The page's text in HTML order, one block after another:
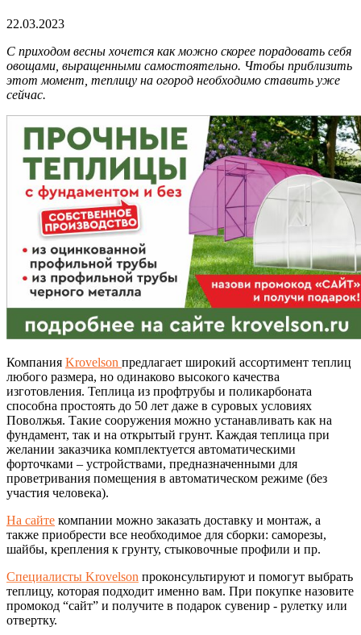
22.03.2023
С приходом весны хочется как можно скорее порадовать себя
овощами, выращенными самостоятельно. Чтобы приблизить
этот момент, теплицу на огород необходимо ставить уже
сейчас.
Компания Krovelson предлагает широкий ассортимент теплиц
любого размера, но одинаково высокого качества
изготовления. Теплица из профтрубы и поликарбоната
способна простоять до 50 лет даже в суровых условиях
Поволжья. Такие сооружения можно устанавливать как на
фундамент, так и на открытый грунт. Каждая теплица при
желании заказчика комплектуется автоматическими
форточками – устройствами, предназначенными для
проветривания помещения в автоматическом режиме (без
участия человека).
На сайте компании можно заказать доставку и монтаж, а
также приобрести все необходимое для сборки: саморезы,
шайбы, крепления к грунту, стыковочные профили и пр.
Специалисты Krovelson проконсультируют и помогут выбрать
теплицу, которая подходит именно вам. При покупке назовите
промокод “сайт” и получите в подарок сувенир - рулетку или
отвертку.